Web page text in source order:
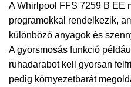
A Whirlpool FFS 7259 B EE
programokkal rendelkezik,
különböző anyagok és
A gyorsmosás funkció
ruhadarabot kell gyorsan
pedig környezetbarát